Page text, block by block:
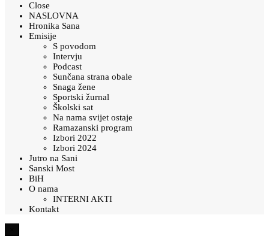
Close
NASLOVNA
Hronika Sana
Emisije
S povodom
Intervju
Podcast
Sunčana strana obale
Snaga žene
Sportski žurnal
Školski sat
Na nama svijet ostaje
Ramazanski program
Izbori 2022
Izbori 2024
Jutro na Sani
Sanski Most
BiH
O nama
INTERNI AKTI
Kontakt